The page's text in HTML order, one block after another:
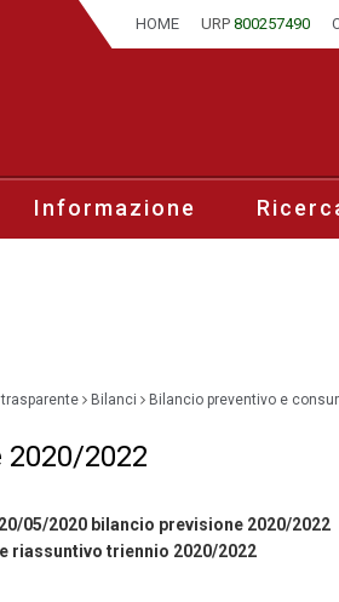
HOME URP 800257490
Informazione
Bilanci Bilancio preventivo e
2022
05/2020 bilancio previsione 2020/2022
riassuntivo triennio 2020/2022